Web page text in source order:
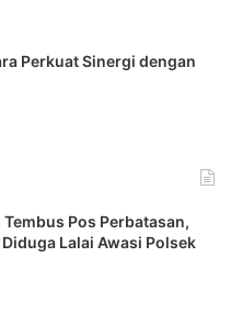
Perkuat Sinergi dengan
Pos Perbatasan,
Lalai Awasi Polsek